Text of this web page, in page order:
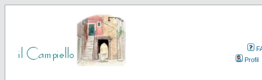
Profil